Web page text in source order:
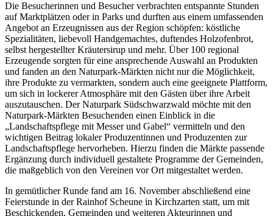
Die Besucherinnen und Besucher verbrachten entspannte Stunden
auf Marktplätzen oder in Parks und durften aus einem umfassenden
Angebot an Erzeugnissen aus der Region schöpfen: köstliche
Spezialitäten, liebevoll Handgemachtes, duftendes Holzofenbrot,
selbst hergestellter Kräutersirup und mehr. Über 100 regional
Erzeugende sorgten für eine ansprechende Auswahl an Produkten
und fanden an den Naturpark-Märkten nicht nur die Möglichkeit,
ihre Produkte zu vermarkten, sondern auch eine geeignete Plattform,
um sich in lockerer Atmosphäre mit den Gästen über ihre Arbeit
auszutauschen. Der Naturpark Südschwarzwald möchte mit den
Naturpark-Märkten Besuchenden einen Einblick in die
„Landschaftspflege mit Messer und Gabel“ vermitteln und den
wichtigen Beitrag lokaler Produzentinnen und Produzenten zur
Landschaftspflege hervorheben. Hierzu finden die Märkte passende
Ergänzung durch individuell gestaltete Programme der Gemeinden,
die maßgeblich von den Vereinen vor Ort mitgestaltet werden.
In gemütlicher Runde fand am 16. November abschließend eine
Feierstunde in der Rainhof Scheune in Kirchzarten statt, um mit
Beschickenden, Gemeinden und weiteren Akteurinnen und